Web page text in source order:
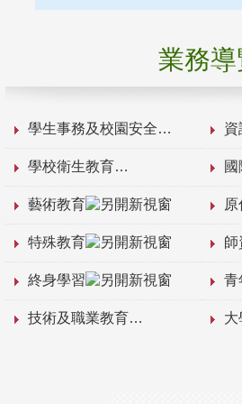
業務導
學生事務及校園安全 資
學校衛生教育
藝術教育
特殊教育 師
終身學習 青
技術及職業教育 大